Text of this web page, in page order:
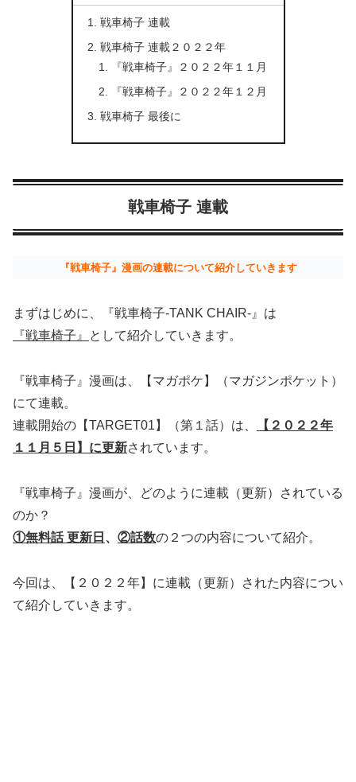
戦車椅子 連載
戦車椅子 連載２０２２年
『戦車椅子』２０２２年１１月
『戦車椅子』２０２２年１２月
戦車椅子 最後に
戦車椅子 連載
『戦車椅子』漫画の連載について紹介していきます
まずはじめに、『戦車椅子-TANK CHAIR-』は
『戦車椅子』
として紹介していきます。
『戦車椅子』漫画は、【マガポケ】（マガジンポケット）
にて連載。
連載開始の【TARGET01】（第１話）は、
【２０２２年
１１月５日】に更新されています。
『戦車椅子』漫画が、どのように連載（更新）されている
のか？
①無料話 更新日 、 ②話数の２つの内容について紹介。
今回は、【２０２２年】に連載（更新）された内容につい
て紹介していきます。